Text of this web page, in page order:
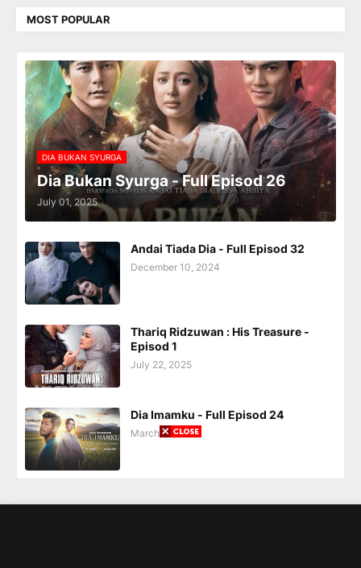
MOST POPULAR
DIA BUKAN SYURGA
Dia Bukan Syurga - Full Episod 26
July 01, 2025
Andai Tiada Dia - Full Episod 32
December 10, 2024
Thariq Ridzuwan : His Treasure -
Episod 1
July 22, 2025
Dia Imamku - Full Episod 24
March 25, 2025